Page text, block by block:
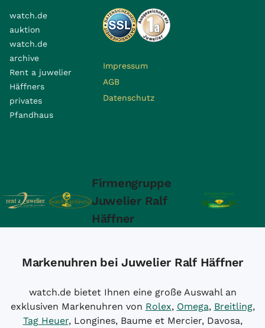
watch.de
auktion
watch.de
archive
Rent a juwelier
Häffners
privates
Pfandhaus
Impressum
AGB
Datenschutz
Firmengruppe
Juwelier Ralf
Häffner
Markenuhren bei Juwelier Ralf Häffner
watch.de bietet Ihnen eine große Auswahl an
exklusiven Markenuhren von Rolex, Omega, Breitling,
Tag Heuer, Longines, Baume et Mercier, Davosa,